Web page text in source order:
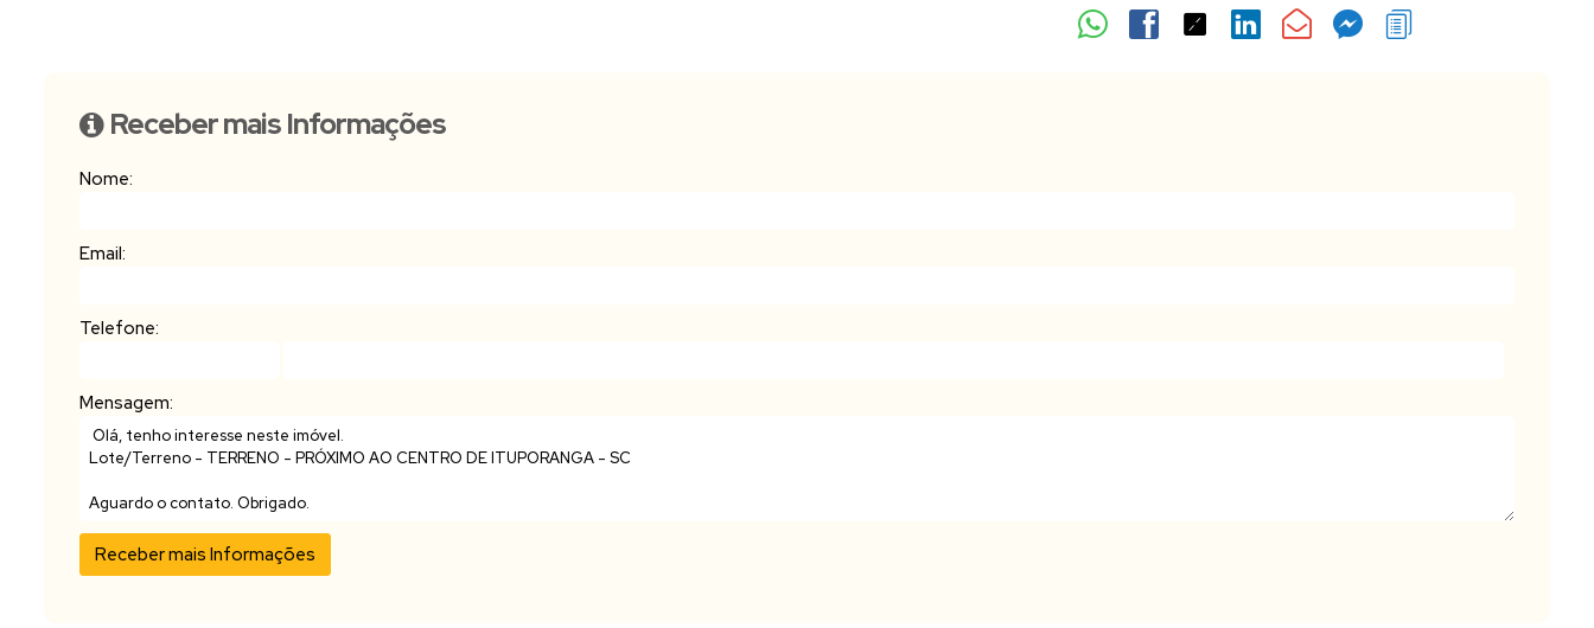
Receber mais Informações
Nome:
Email:
Telefone:
Mensagem: